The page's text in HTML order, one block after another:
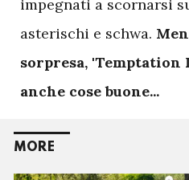
impegnati a scornarsi
asterischi e schwa.
sorpresa, 'Temptation
anche cose buone...
MORE